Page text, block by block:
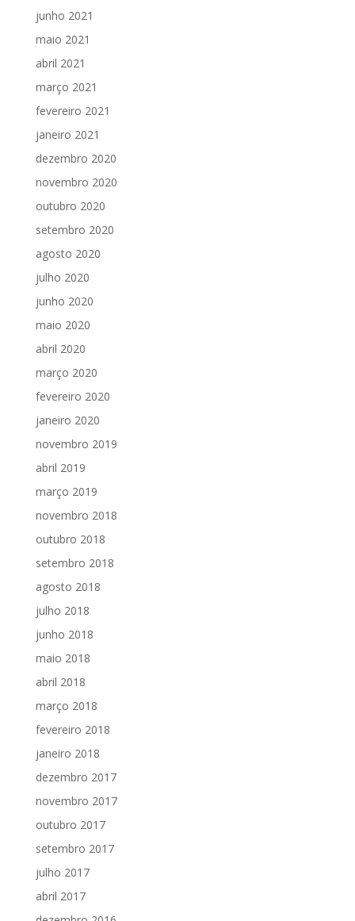
junho 2021
maio 2021
abril 2021
março 2021
fevereiro 2021
janeiro 2021
dezembro 2020
novembro 2020
outubro 2020
setembro 2020
agosto 2020
julho 2020
junho 2020
maio 2020
abril 2020
março 2020
fevereiro 2020
janeiro 2020
novembro 2019
abril 2019
março 2019
novembro 2018
outubro 2018
setembro 2018
agosto 2018
julho 2018
junho 2018
maio 2018
abril 2018
março 2018
fevereiro 2018
janeiro 2018
dezembro 2017
novembro 2017
outubro 2017
setembro 2017
julho 2017
abril 2017